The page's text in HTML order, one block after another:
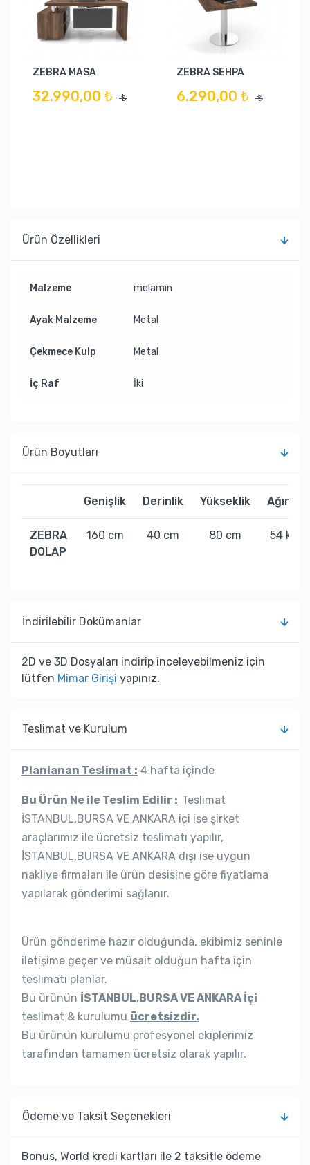
ZEBRA MASA
32.990,00 ₺ ₺
ZEBRA SEHPA
6.290,00 ₺ ₺
Ürün Özellikleri
Malzeme melamin
Ayak Malzeme Metal
Çekmece Kulp Metal
İç Raf İki
Ürün Boyutları
Genişlik Derinlik Yükseklik Ağırlık
ZEBRA
DOLAP
160 cm 40 cm 80 cm 54 kg
İndi̇ri̇lebi̇li̇r Dokümanlar
2D ve 3D Dosyaları indirip inceleyebilmeniz için
lütfen Mimar Girişi yapınız.
Teslimat ve Kurulum
Planlanan Teslimat : 4 hafta içinde
Bu Ürün Ne ile Teslim Edilir : Teslimat
İSTANBUL,BURSA VE ANKARA içi ise şirket
araçlarımız ile ücretsiz teslimatı yapılır,
İSTANBUL,BURSA VE ANKARA dışı ise uygun
nakliye firmaları ile ürün desisine göre fiyatlama
yapılarak gönderimi sağlanır.
Ürün gönderime hazır olduğunda, ekibimiz seninle
iletişime geçer ve müsait olduğun hafta için
teslimatı planlar.
Bu ürünün İSTANBUL,BURSA VE ANKARA İçi
teslimat & kurulumu ücretsizdir.
Bu ürünün kurulumu profesyonel ekiplerimiz
tarafından tamamen ücretsiz olarak yapılır.
Ödeme ve Taksit Seçenekleri
Bonus, World kredi kartları ile 2 taksitle ödeme